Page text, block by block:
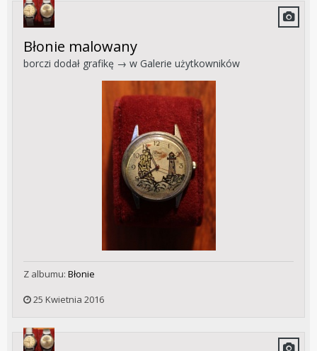
Błonie malowany
borczi dodał grafikę → w Galerie użytkowników
Z albumu: Błonie
25 Kwietnia 2016